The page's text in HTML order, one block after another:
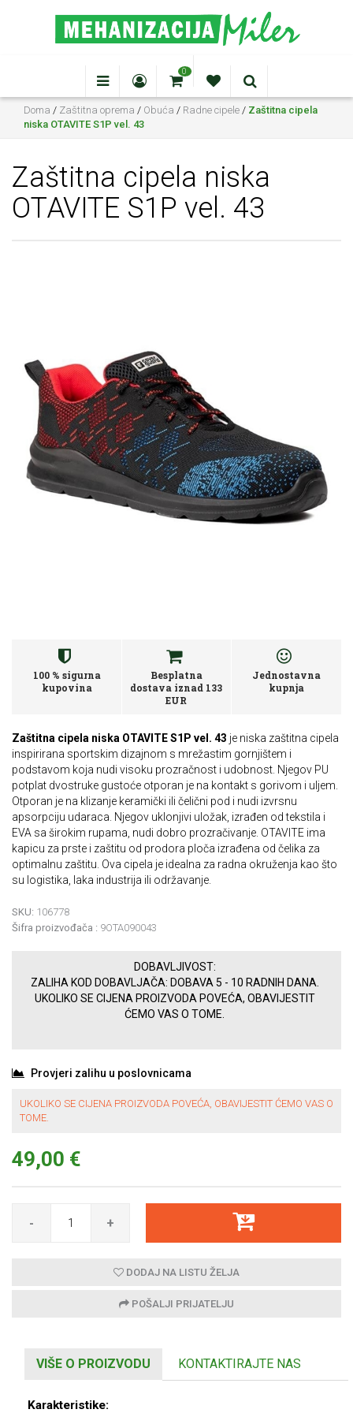
0
Doma / Zaštitna oprema / Obuća / Radne cipele / Zaštitna cipela
niska OTAVITE S1P vel. 43
Zaštitna cipela niska
OTAVITE S1P vel. 43
100 % sigurna
kupovina
Besplatna
dostava iznad 133
EUR
Jednostavna
kupnja
Zaštitna cipela niska OTAVITE S1P vel. 43 je niska zaštitna cipela
inspirirana sportskim dizajnom s mrežastim gornjištem i
podstavom koja nudi visoku prozračnost i udobnost. Njegov PU
potplat dvostruke gustoće otporan je na kontakt s gorivom i uljem.
Otporan je na klizanje keramički ili čelični pod i nudi izvrsnu
apsorpciju udaraca. Njegov uklonjivi uložak, izrađen od tekstila i
EVA sa širokim rupama, nudi dobro prozračivanje. OTAVITE ima
kapicu za prste i zaštitu od prodora ploča izrađena od čelika za
optimalnu zaštitu. Ova cipela je idealna za radna okruženja kao što
su logistika, laka industrija ili održavanje.
SKU: 106778
Šifra proizvođača : 9OTA090043
DOBAVLJIVOST:
ZALIHA KOD DOBAVLJAČA: DOBAVA 5 - 10 RADNIH DANA.
UKOLIKO SE CIJENA PROIZVODA POVEĆA, OBAVIJESTIT
ĆEMO VAS O TOME.
Provjeri zalihu u poslovnicama
UKOLIKO SE CIJENA PROIZVODA POVEĆA, OBAVIJESTIT ĆEMO VAS O
TOME.
49,00 €
- +
DODAJ NA LISTU ŽELJA
POŠALJI PRIJATELJU
VIŠE O PROIZVODU KONTAKTIRAJTE NAS
Karakteristike: